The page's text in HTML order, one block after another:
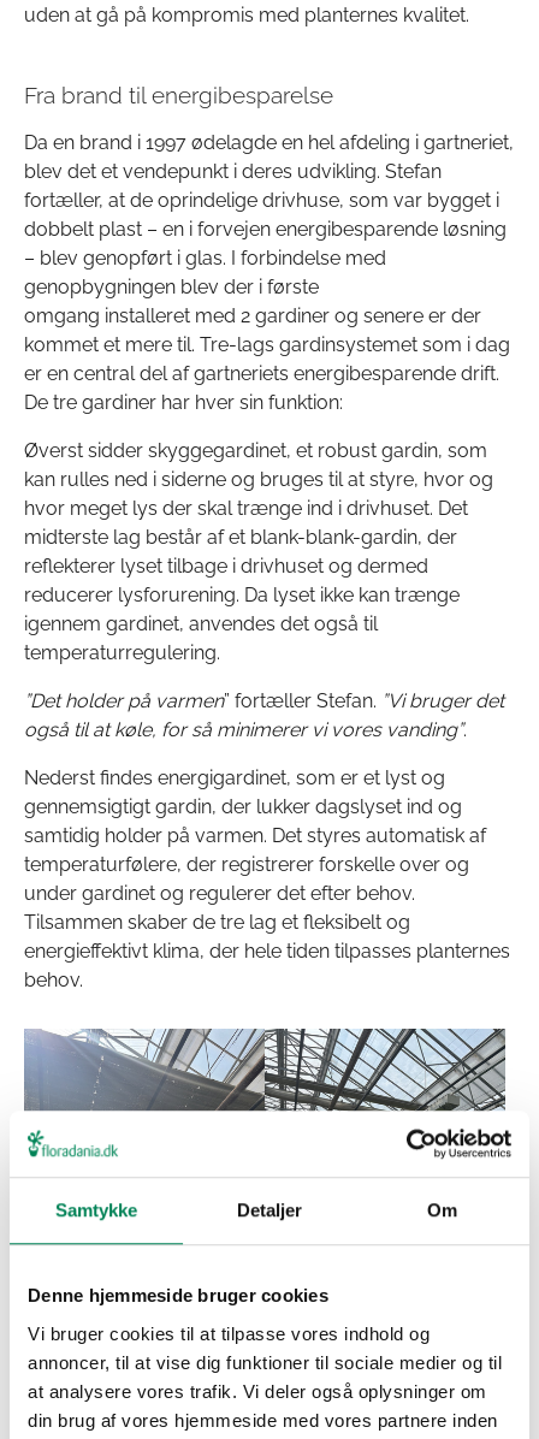
Samtykke Detaljer Om
Denne hjemmeside bruger cookies
Vi bruger cookies til at tilpasse vores indhold og
annoncer, til at vise dig funktioner til sociale medier og til
at analysere vores trafik. Vi deler også oplysninger om
din brug af vores hjemmeside med vores partnere inden
uden at gå på kompromis med planternes kvalitet.
Fra brand til energibesparelse
Da en brand i 1997 ødelagde en hel afdeling i gartneriet,
blev det et vendepunkt i deres udvikling. Stefan
fortæller, at de oprindelige drivhuse, som var bygget i
dobbelt plast – en i forvejen energibesparende løsning
– blev genopført i glas. I forbindelse med
genopbygningen blev der i første
omgang installeret med 2 gardiner og senere er der
kommet et mere til. Tre-lags gardinsystemet som i dag
er en central del af gartneriets energibesparende drift.
De tre gardiner har hver sin funktion:
Øverst sidder skyggegardinet, et robust gardin, som
kan rulles ned i siderne og bruges til at styre, hvor og
hvor meget lys der skal trænge ind i drivhuset. Det
midterste lag består af et blank-blank-gardin, der
reflekterer lyset tilbage i drivhuset og dermed
reducerer lysforurening. Da lyset ikke kan trænge
igennem gardinet, anvendes det også til
temperaturregulering.
”Det holder på varmen” fortæller Stefan. ”Vi bruger det
også til at køle, for så minimerer vi vores vanding”.
Nederst findes energigardinet, som er et lyst og
gennemsigtigt gardin, der lukker dagslyset ind og
samtidig holder på varmen. Det styres automatisk af
temperaturfølere, der registrerer forskelle over og
under gardinet og regulerer det efter behov.
Tilsammen skaber de tre lag et fleksibelt og
energieffektivt klima, der hele tiden tilpasses planternes
behov.
Temperatur med omtanke
Planterne i gartneriet trives bedst med en